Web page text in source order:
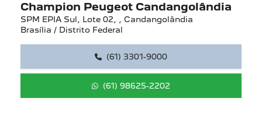
Champion Peugeot Candangolândia
SPM EPIA Sul, Lote 02, , Candangolândia
Brasília / Distrito Federal
(61) 3301-9000
(61) 98625-2202